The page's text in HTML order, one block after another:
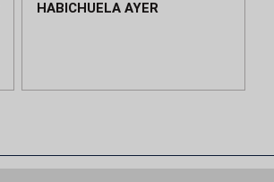
HABICHUELA AYER